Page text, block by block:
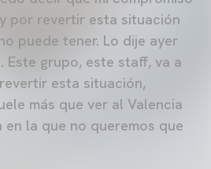
por revertir esta situación
puede tener. Lo dije ayer
Este grupo, este staff, va a
esta situación,
más que ver al Valencia
en la que no queremos que